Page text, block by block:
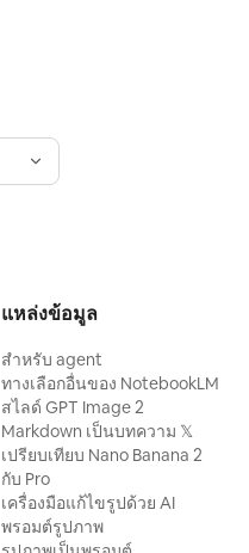
แหล่งข้อมูล
สำหรับ agent
ทางเลือกอื่นของ NotebookLM
สไลด์ GPT Image 2
Markdown เป็นบทความ 𝕏
เปรียบเทียบ Nano Banana 2
กับ Pro
เครื่องมือแก้ไขรูปด้วย AI
พรอมต์รูปภาพ